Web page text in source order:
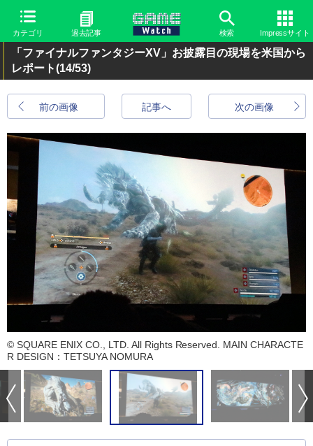
カテゴリ 過去記事 検索 Impressサイト
「ファイナルファンタジーXV」お披露目の現場を米国から
レポート(14/53)
前の画像 次の画像
記事へ
© SQUARE ENIX CO., LTD. All Rights Reserved. MAIN CHARACTE
R DESIGN：TETSUYA NOMURA